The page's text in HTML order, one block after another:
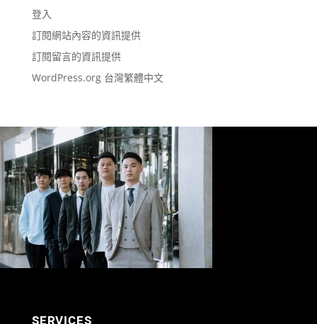
登入
訂閱網站內容的資訊提供
訂閱留言的資訊提供
WordPress.org 台灣繁體中文
SERVICES